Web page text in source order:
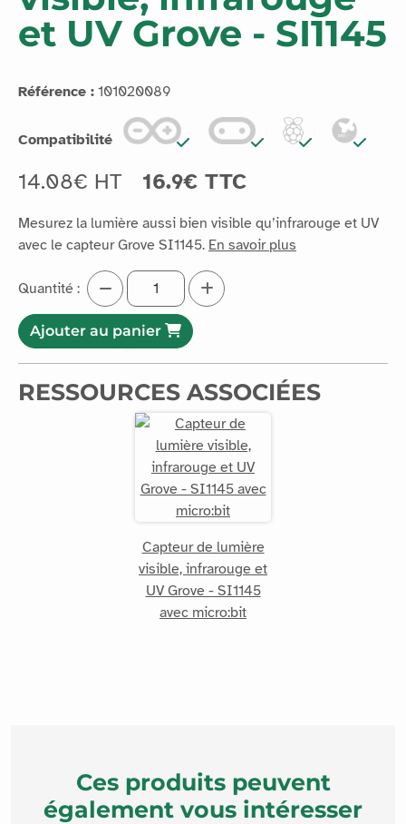
et UV Grove - SI1145
Référence : 101020089
Compatibilité
14.08€ HT 16.9€ TTC
Mesurez la lumière aussi bien visible qu’infrarouge et UV
avec le capteur Grove SI1145. En savoir plus
Quantité :
Ajouter au panier
RESSOURCES ASSOCIÉES
Capteur de lumière
visible, infrarouge et
UV Grove - SI1145
avec micro:bit
Ces produits peuvent
également vous intéresser